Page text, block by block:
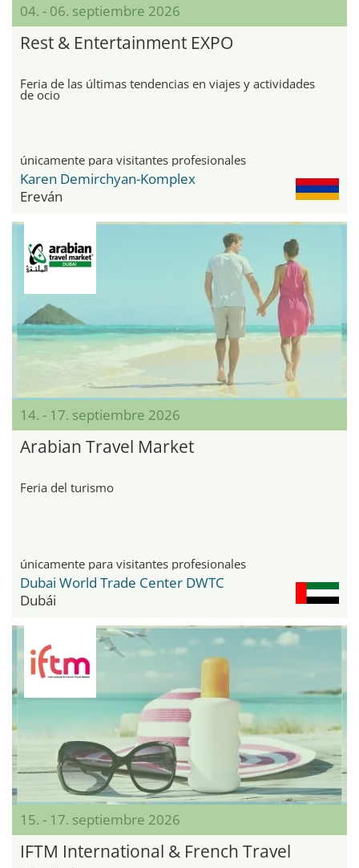
04. - 06. septiembre 2026
Rest & Entertainment EXPO
Feria de las últimas tendencias en viajes y actividades
de ocio
únicamente para visitantes profesionales
Karen Demirchyan-Komplex
Ereván
14. - 17. septiembre 2026
Arabian Travel Market
Feria del turismo
únicamente para visitantes profesionales
Dubai World Trade Center DWTC
Dubái
15. - 17. septiembre 2026
IFTM International & French Travel